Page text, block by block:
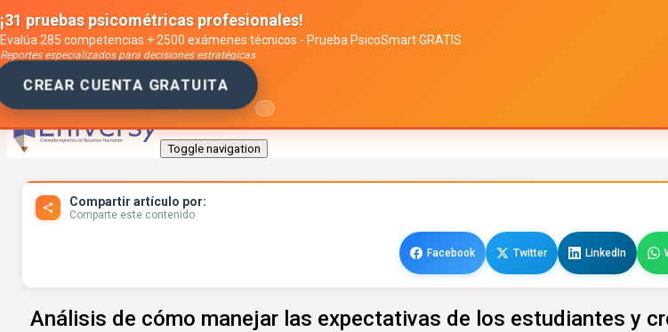
¡31 pruebas psicométricas profesionales!
Evalúa 285 competencias + 2500 exámenes técnicos - Prueba PsicoSmart GRATIS
Reportes especializados para decisiones estratégicas
CREAR CUENTA GRATUITA
Toggle navigation
Compartir artículo por:
Comparte este contenido
Facebook Twitter LinkedIn
Análisis de cómo manejar las expectativas de los estudiantes y